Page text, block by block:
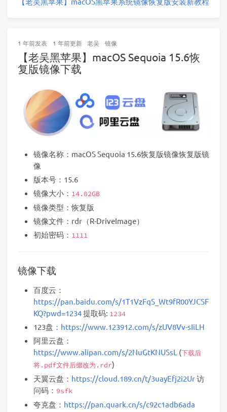
1 年前发表 1 年前更新 老吴 镜像
【老吴黑苹果】macOS Sequoia 15.6恢
复版镜像下载
镜像名称：macOS Sequoia 15.6恢复版镜像恢复版镜
像
版本号：15.6
镜像大小： 14.02GB
镜像类型：恢复版
镜像文件：rdr（R-DriveImage）
初始密码： 1111
镜像下载
百度云：
https://pan.baidu.com/s/1T1VzFqS_Wt9fR00YJCSF
KQ?pwd=1234提取码: 1234
123盘： https://www.123912.com/s/zUV8Vv-sIiLH
阿里云盘：
https://www.alipan.com/s/2NuGtKNUSsL (下载后
将.pdf文件后缀改为.rdr)
天翼云盘： https://cloud.189.cn/t/3uayEfj2i2Ur访
问码： 9sfk
夸克盘： https://pan.quark.cn/s/c92c1adb6ada